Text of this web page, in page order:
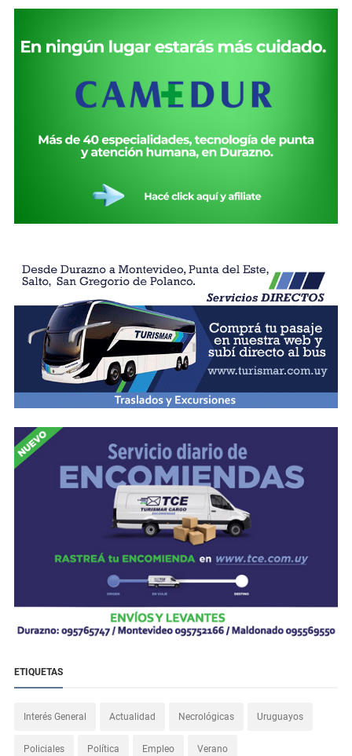
ETIQUETAS
Interés General Actualidad Necrológicas Uruguayos
Policiales Política Empleo Verano